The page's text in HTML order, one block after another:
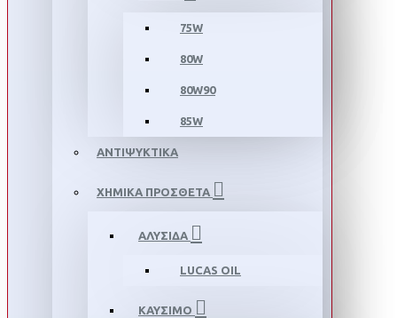
75W
80W
80W90
85W
ΑΝΤΙΨΥΚΤΙΚΑ
ΧΗΜΙΚΑ ΠΡΟΣΘΕΤΑ
ΑΛΥΣΙΔΑ
LUCAS OIL
ΚΑΥΣΙΜΟ